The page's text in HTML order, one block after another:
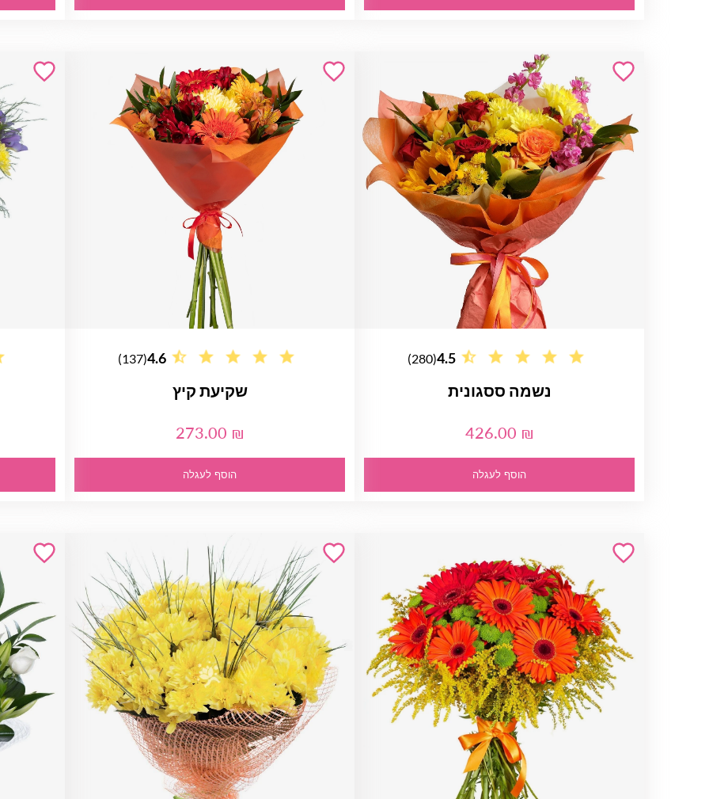
4.5
(280)
נשמה ססגונית
426.00 ₪
הוסף לעגלה
4.6
(137)
שקיעת קיץ
273.00 ₪
הוסף לעגלה